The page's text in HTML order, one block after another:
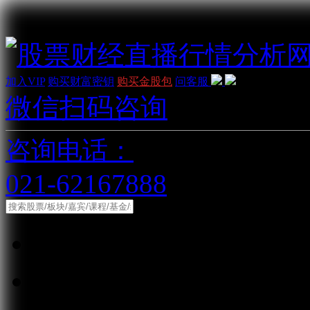
加入VIP 购买财富密钥 购买金股包 问客服
微信扫码咨询
咨询电话：
021-62167888